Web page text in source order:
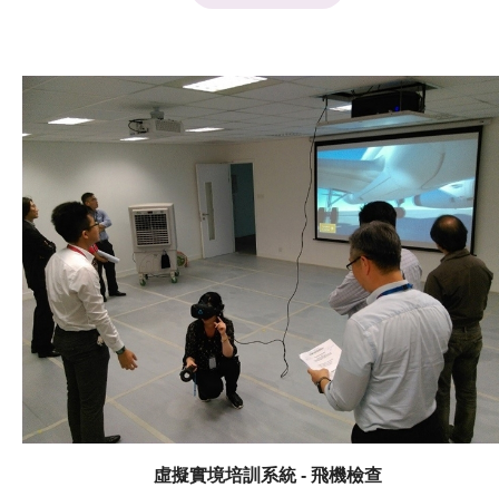
境一鎖」計劃，由LSCM研發的IoT快速通關安全系統，
令粵港物流的清關更方便快捷。此電子關鎖技術更於
2017年 3 月 29 至 4 月 2 日舉行的第45屆日內瓦國際發
明展中獲得銀獎的佳績。 提升貨物通關效率 此計劃將繼
續在廣東省增加清關點，進一步推動香港與內地之間的貨
物運輸，加快貨物通關流程，從而鞏固香港作為國際貿易
及物流樞紐的地位。各企業可善用此計劃以及增加的清關
點拓展業務，把握大灣區發展帶來的商機。 聯絡我們 物
流及供應鏈多元技術研發中心（LSCM）專注於研發各項
促進物流和供應鏈相關行業發展的技術，並支援香港和中
國內地各個行業的技術應用。歡迎聯絡我們了解更多！
虛擬實境培訓系統 - 飛機檢查